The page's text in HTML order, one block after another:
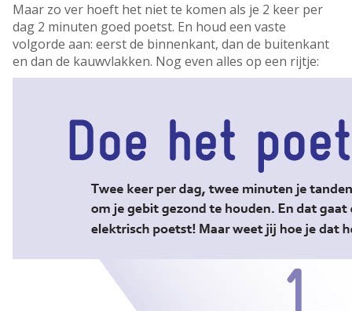
Maar zo ver hoeft het niet te komen als je 2 keer per
dag 2 minuten goed poetst. En houd een vaste
volgorde aan: eerst de binnenkant, dan de buitenkant
en dan de kauwvlakken. Nog even alles op een rijtje: